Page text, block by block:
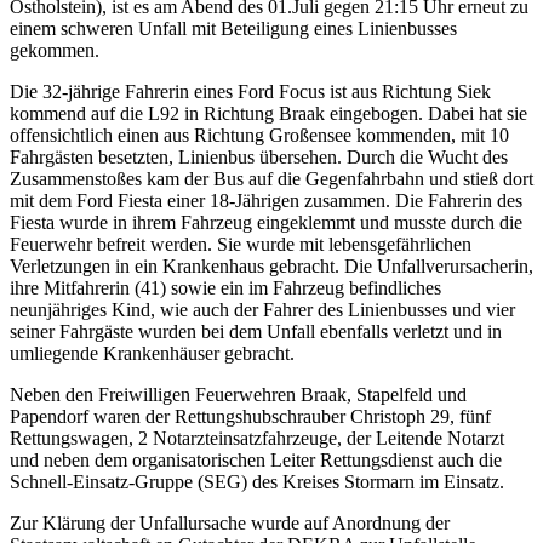
Ostholstein), ist es am Abend des 01.Juli gegen 21:15 Uhr erneut zu
einem schweren Unfall mit Beteiligung eines Linienbusses
gekommen.
Die 32-jährige Fahrerin eines Ford Focus ist aus Richtung Siek
kommend auf die L92 in Richtung Braak eingebogen. Dabei hat sie
offensichtlich einen aus Richtung Großensee kommenden, mit 10
Fahrgästen besetzten, Linienbus übersehen. Durch die Wucht des
Zusammenstoßes kam der Bus auf die Gegenfahrbahn und stieß dort
mit dem Ford Fiesta einer 18-Jährigen zusammen. Die Fahrerin des
Fiesta wurde in ihrem Fahrzeug eingeklemmt und musste durch die
Feuerwehr befreit werden. Sie wurde mit lebensgefährlichen
Verletzungen in ein Krankenhaus gebracht. Die Unfallverursacherin,
ihre Mitfahrerin (41) sowie ein im Fahrzeug befindliches
neunjähriges Kind, wie auch der Fahrer des Linienbusses und vier
seiner Fahrgäste wurden bei dem Unfall ebenfalls verletzt und in
umliegende Krankenhäuser gebracht.
Neben den Freiwilligen Feuerwehren Braak, Stapelfeld und
Papendorf waren der Rettungshubschrauber Christoph 29, fünf
Rettungswagen, 2 Notarzteinsatzfahrzeuge, der Leitende Notarzt
und neben dem organisatorischen Leiter Rettungsdienst auch die
Schnell-Einsatz-Gruppe (SEG) des Kreises Stormarn im Einsatz.
Zur Klärung der Unfallursache wurde auf Anordnung der